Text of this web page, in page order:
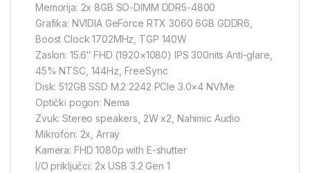
Memorija: 2x 8GB SO-DIMM DDR5-4800
Grafika: NVIDIA GeForce RTX 3060 6GB GDDR6,
Boost Clock 1702MHz, TGP 140W
Zaslon: 15.6″ FHD (1920×1080) IPS 300nits Anti-glare,
45% NTSC, 144Hz, FreeSync
Disk: 512GB SSD M.2 2242 PCIe 3.0×4 NVMe
Optički pogon: Nema
Zvuk: Stereo speakers, 2W x2, Nahimic Audio
Mikrofon: 2x, Array
Kamera: FHD 1080p with E-shutter
I/O priključci: 2x USB 3.2 Gen 1